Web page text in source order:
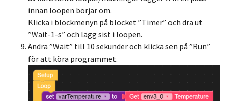
innan loopen börjar om.
Klicka i blockmenyn på blocket ”Timer” och dra ut
”Wait-1-s” och lägg sist i loopen.
Ändra ”Wait” till 10 sekunder och klicka sen på ”Run”
för att köra programmet.